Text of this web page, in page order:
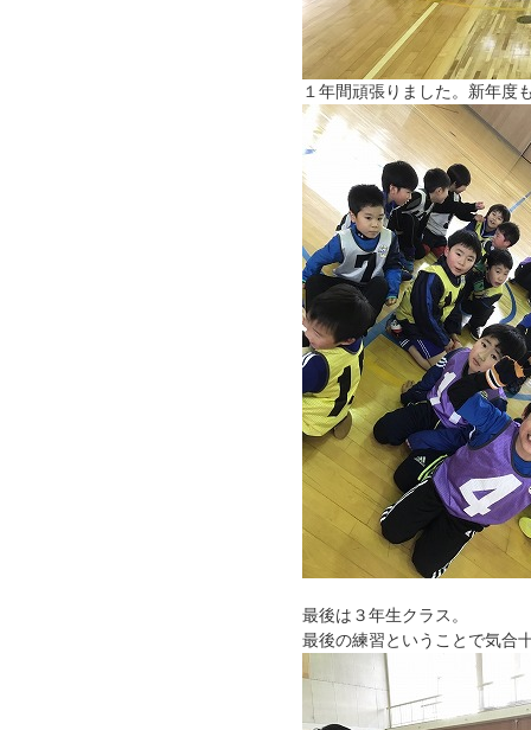
１年間頑張りました。新年度
最後は３年生クラス。
最後の練習ということで気合